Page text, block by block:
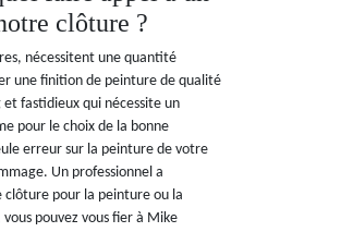
clôture ?
nécessitent une quantité
une finition de peinture de qualité
fastidieux qui nécessite un
pour le choix de la bonne
erreur sur la peinture de votre
Un professionnel a
clôture pour la peinture ou la
pouvez vous fier à Mike